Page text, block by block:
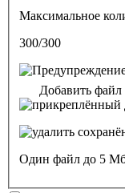
Максимальное
300/300
Добавить файл
Один файл до 5